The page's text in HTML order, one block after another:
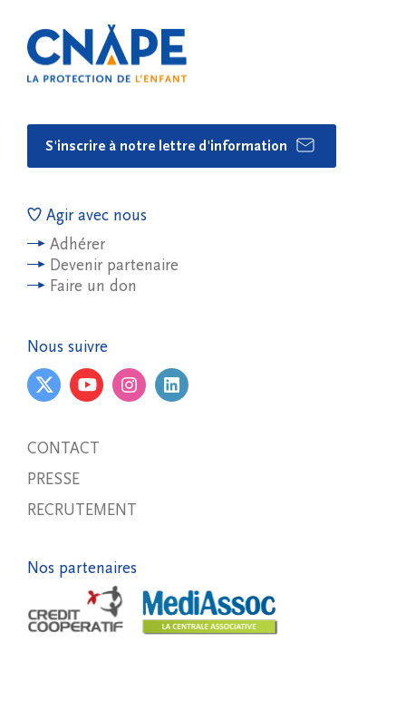
S'inscrire à notre lettre d'information
Agir avec nous
Adhérer
Devenir partenaire
Faire un don
Nous suivre
CONTACT
PRESSE
RECRUTEMENT
Nos partenaires